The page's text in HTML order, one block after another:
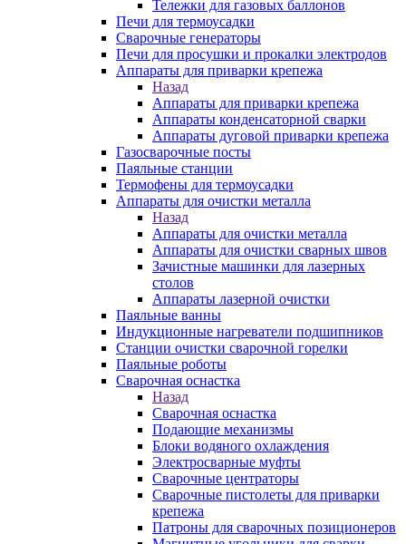
Тележки для газовых баллонов
Печи для термоусадки
Сварочные генераторы
Печи для просушки и прокалки электродов
Аппараты для приварки крепежа
Назад
Аппараты для приварки крепежа
Аппараты конденсаторной сварки
Аппараты дуговой приварки крепежа
Газосварочные посты
Паяльные станции
Термофены для термоусадки
Аппараты для очистки металла
Назад
Аппараты для очистки металла
Аппараты для очистки сварных швов
Зачистные машинки для лазерных
столов
Аппараты лазерной очистки
Паяльные ванны
Индукционные нагреватели подшипников
Станции очистки сварочной горелки
Паяльные роботы
Сварочная оснастка
Назад
Сварочная оснастка
Подающие механизмы
Блоки водяного охлаждения
Электросварные муфты
Сварочные центраторы
Сварочные пистолеты для приварки
крепежа
Патроны для сварочных позиционеров